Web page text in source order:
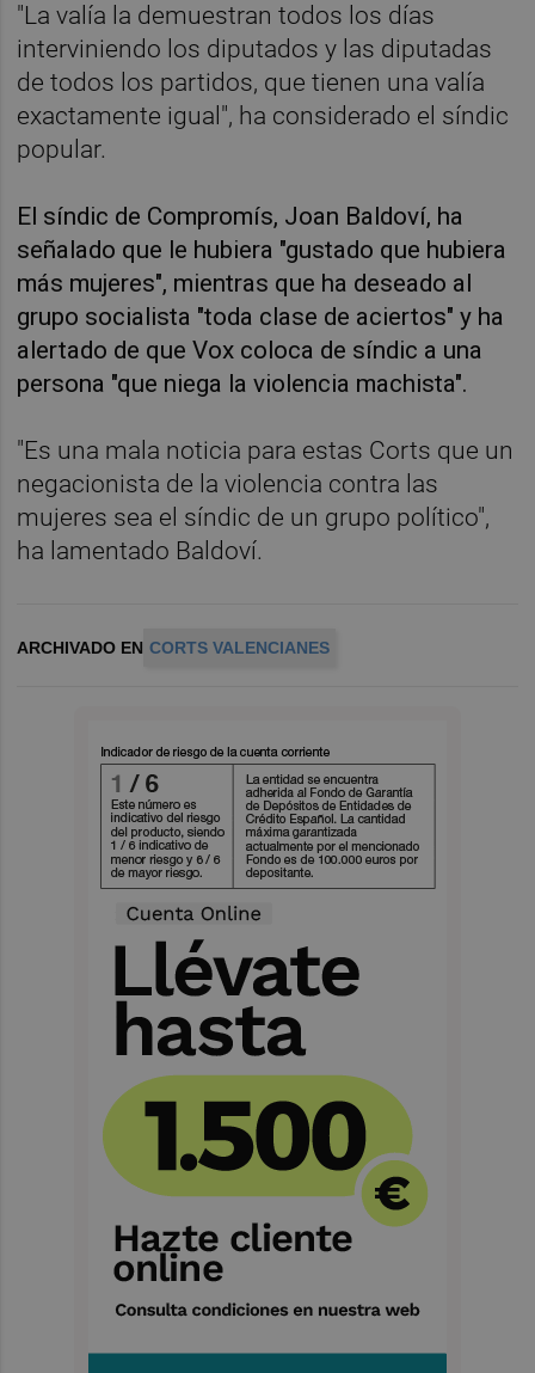
"La valía la demuestran todos los días
interviniendo los diputados y las diputadas
de todos los partidos, que tienen una valía
exactamente igual", ha considerado el síndic
popular.
El síndic de Compromís, Joan Baldoví, ha
señalado que le hubiera "gustado que hubiera
más mujeres", mientras que ha deseado al
grupo socialista "toda clase de aciertos" y ha
alertado de que Vox coloca de síndic a una
persona "que niega la violencia machista".
"Es una mala noticia para estas Corts que un
negacionista de la violencia contra las
mujeres sea el síndic de un grupo político",
ha lamentado Baldoví.
ARCHIVADO EN CORTS VALENCIANES